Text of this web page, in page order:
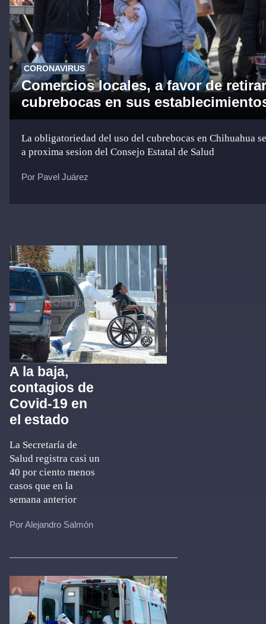
CORONAVIRUS
Comercios locales, a favor de
cubrebocas en sus
La obligatoriedad del uso del cubrebocas en Chihuahua
a proxima sesion del Consejo Estatal de Salud
Por Pavel Juárez
A la baja,
contagios de
Covid-19 en
el estado
La Secretaría de
Salud registra casi un
40 por ciento menos
casos que en la
semana anterior
Por Alejandro Salmón